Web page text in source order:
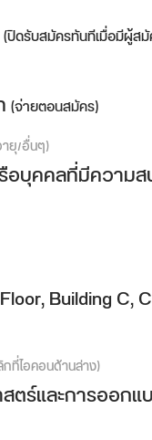
(ปิดรับสมัครทันทีเมื่อมีผู้ส
(จ่ายตอนสมัคร)
ยุ/อื่นๆ)
บุคคลที่มีความส
Building C,
ที่ไอคอนด้านล่าง)
ร์และการออกแ